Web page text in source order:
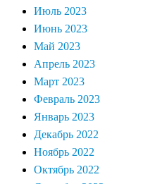
Июль 2023
Июнь 2023
Май 2023
Апрель 2023
Март 2023
Февраль 2023
Январь 2023
Декабрь 2022
Ноябрь 2022
Октябрь 2022